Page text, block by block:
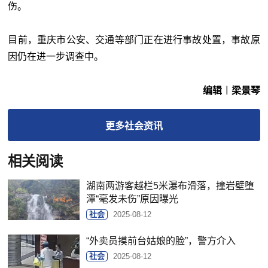
伤。
目前，重庆市公安、交通等部门正在进行事故处置，事故原
因仍在进一步调查中。
编辑︱梁景琴
更多社会资讯
相关阅读
湖南两游客越栏5米瀑布滑落，撞岩壁堕
潭“毫发未伤”原因曝光
社会 2025-08-12
“外卖员摸前台姑娘的脸”，警方介入
社会 2025-08-12